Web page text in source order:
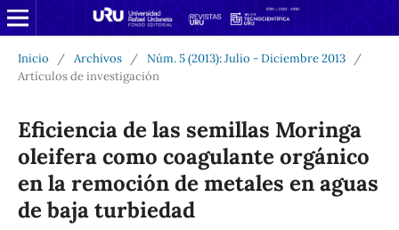
Inicio / Archivos / Núm. 5 (2013): Julio - Diciembre 2013
/
Artículos de investigación
Eficiencia de las semillas Moringa
oleifera como coagulante orgánico
en la remoción de metales en aguas
de baja turbiedad